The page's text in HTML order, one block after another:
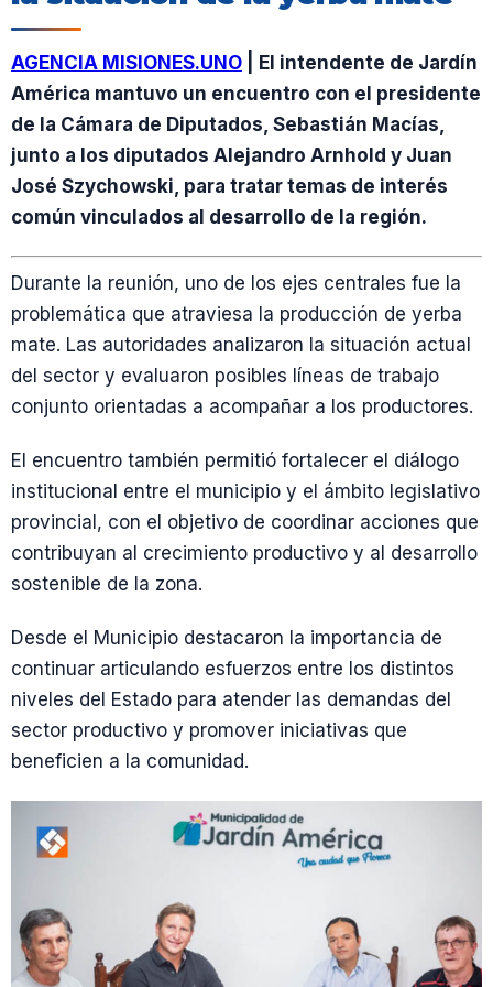
AGENCIA MISIONES.UNO | El intendente de Jardín
América mantuvo un encuentro con el presidente
de la Cámara de Diputados, Sebastián Macías,
junto a los diputados Alejandro Arnhold y Juan
José Szychowski, para tratar temas de interés
común vinculados al desarrollo de la región.
Durante la reunión, uno de los ejes centrales fue la
problemática que atraviesa la producción de yerba
mate. Las autoridades analizaron la situación actual
del sector y evaluaron posibles líneas de trabajo
conjunto orientadas a acompañar a los productores.
El encuentro también permitió fortalecer el diálogo
institucional entre el municipio y el ámbito legislativo
provincial, con el objetivo de coordinar acciones que
contribuyan al crecimiento productivo y al desarrollo
sostenible de la zona.
Desde el Municipio destacaron la importancia de
continuar articulando esfuerzos entre los distintos
niveles del Estado para atender las demandas del
sector productivo y promover iniciativas que
beneficien a la comunidad.